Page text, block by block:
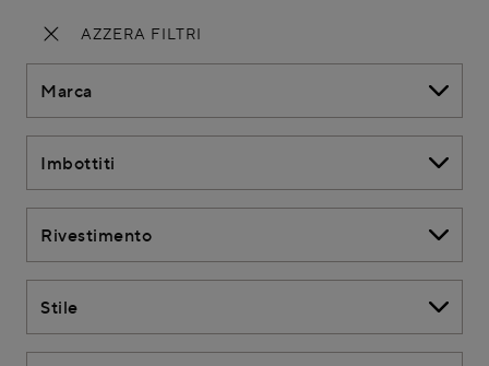
AZZERA FILTRI
Marca
Imbottiti
Rivestimento
Stile